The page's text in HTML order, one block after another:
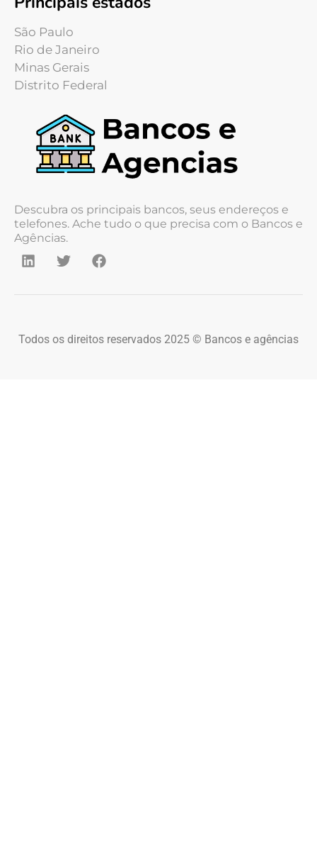
São Paulo
Rio de Janeiro
Minas Gerais
Distrito Federal
Descubra os principais bancos, seus endereços e
telefones. Ache tudo o que precisa com o Bancos e
Agências.
Todos os direitos reservados 2025 © Bancos e agências